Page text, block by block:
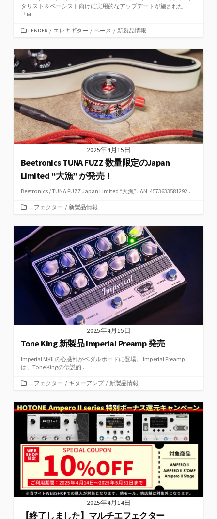
タリスト＆ベーシスト向けに実用的なアップデートが施された
「M...
カ
ゴ
リ
FENDER / エレキギター / ベース / 新製品情報
2025年4月15日
Beetronics TUNA FUZZ 数量限定のJapan
Limited “大漁” が発売！
Beetronics / TUNA FUZZ Japan Limited “大漁” JAN: 4573633581292...
カ
ゴ
リ
エフェクター / 新製品情報
2025年4月15日
Tone King 新製品 Imperial Preamp 発売
Imperial MKII の心臓部がペダルボードに登場。 Imperial Preamp
は、Tone Kingの伝説的...
カ
ゴ
リ
ー
エフェクター / ギターアンプ / 新製品情報
2025年4月14日
【終了しました】マルチエフェクター